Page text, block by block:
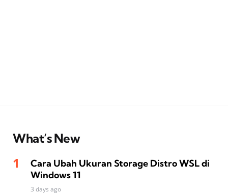
What’s New
Cara Ubah Ukuran Storage Distro WSL di
Windows 11
3 days ago